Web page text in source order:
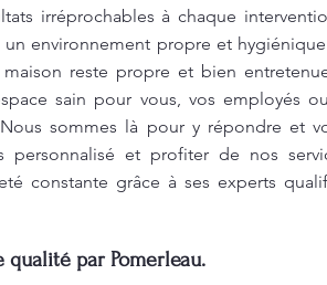
irréprochables à chaque
environnement propre et
reste propre et bien
sain pour vous, vos employés
sommes là pour y répondre et
personnalisé et profiter de nos
constante grâce à ses experts
par Pomerleau.